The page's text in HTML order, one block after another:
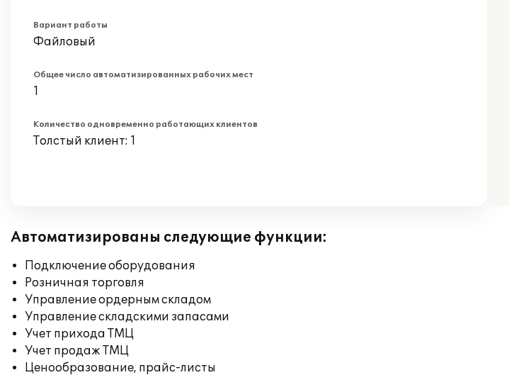
Вариант работы
Файловый
Общее число автоматизированных рабочих мест
1
Количество одновременно работающих клиентов
Толстый клиент: 1
Автоматизированы следующие функции:
Подключение оборудования
Розничная торговля
Управление ордерным складом
Управление складскими запасами
Учет прихода ТМЦ
Учет продаж ТМЦ
Ценообразование, прайс-листы